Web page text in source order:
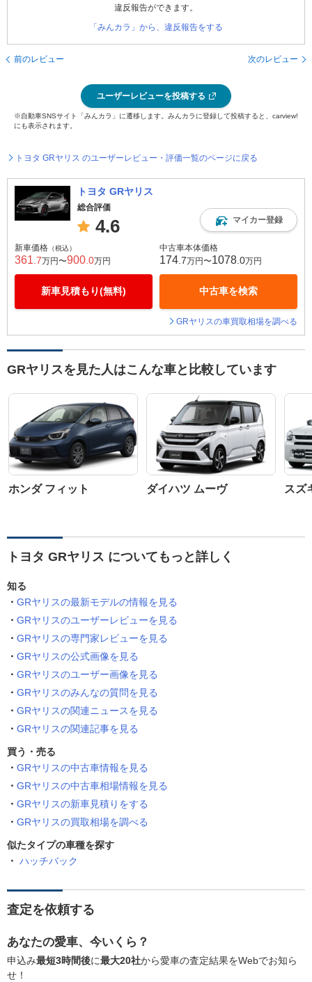
違反報告ができます。
「みんカラ」から、違反報告をする
前のレビュー 次のレビュー
ユーザーレビューを投稿する
※自動車SNSサイト「みんカラ」に遷移します。みんカラに登録して投稿すると、carview!
にも表示されます。
トヨタ GRヤリス のユーザーレビュー・評価一覧のページに戻る
トヨタ GRヤリス
総合評価
4.6 マイカー登録
新車価格 （税込）
361 .7万円〜900 .0万円
新車見積もり(無料)
中古車本体価格
174 .7万円〜1078 .0万円
中古車を検索
GRヤリスの車買取相場を調べる
GRヤリスを見た人はこんな車と比較しています
ホンダ フィット ダイハツ ムーヴ スズ
トヨタ GRヤリス についてもっと詳しく
知る
GRヤリスの最新モデルの情報を見る
GRヤリスのユーザーレビューを見る
GRヤリスの専門家レビューを見る
GRヤリスの公式画像を見る
GRヤリスのユーザー画像を見る
GRヤリスのみんなの質問を見る
GRヤリスの関連ニュースを見る
GRヤリスの関連記事を見る
買う・売る
GRヤリスの中古車情報を見る
GRヤリスの中古車相場情報を見る
GRヤリスの新車見積りをする
GRヤリスの買取相場を調べる
似たタイプの車種を探す
ハッチバック
査定を依頼する
あなたの愛車、今いくら？
申込み最短3時間後に最大20社から愛車の査定結果をWebでお知ら
せ！